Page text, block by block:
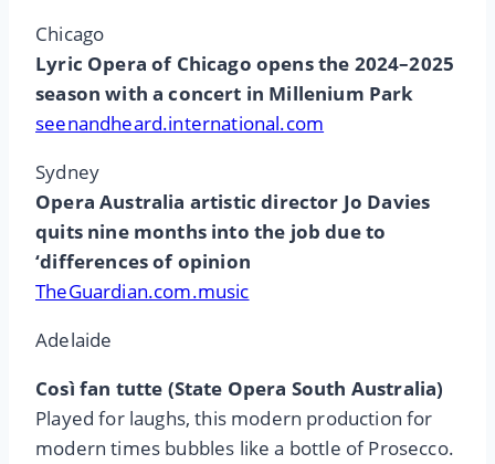
Chicago
Lyric Opera of Chicago opens the 2024–2025
season with a concert in Millenium Park
seenandheard.international.com
Sydney
Opera Australia artistic director Jo Davies
quits nine months into the job due to
‘differences of opinion
TheGuardian.com.music
Adelaide
Così fan tutte (State Opera South Australia)
Played for laughs, this modern production for
modern times bubbles like a bottle of Prosecco.